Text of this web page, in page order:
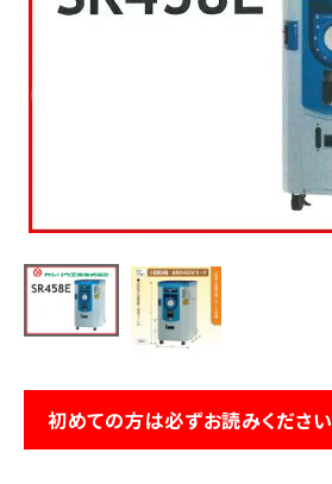
作業用品
ブログ
利用ガイド
初めての方は必ずお読みください